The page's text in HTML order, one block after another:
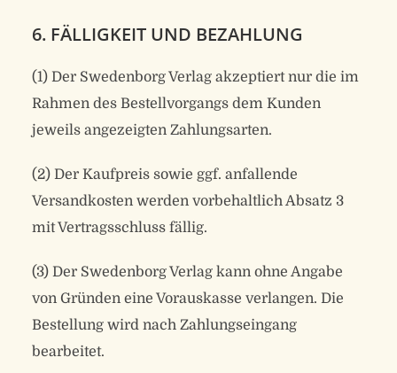
6. FÄLLIGKEIT UND BEZAHLUNG
(1) Der Swedenborg Verlag akzeptiert nur die im
Rahmen des Bestellvorgangs dem Kunden
jeweils angezeigten Zahlungsarten.
(2) Der Kaufpreis sowie ggf. anfallende
Versandkosten werden vorbehaltlich Absatz 3
mit Vertragsschluss fällig.
(3) Der Swedenborg Verlag kann ohne Angabe
von Gründen eine Vorauskasse verlangen. Die
Bestellung wird nach Zahlungseingang
bearbeitet.